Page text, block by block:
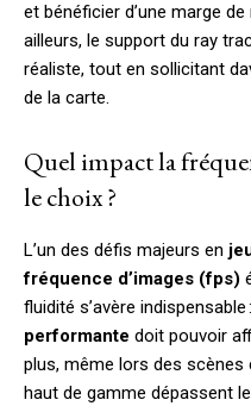
et bénéficier d’une marge
ailleurs, le support du ray
réaliste, tout en sollicitant
de la carte.
Quel impact la
le choix ?
L’un des défis majeurs en
fréquence d’images (fps)
fluidité s’avère indispensable
performante doit pouvoir
plus, même lors des
haut de gamme dépassent